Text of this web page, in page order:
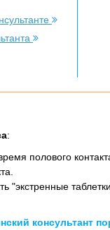
:
полового
"экстренные
консультант